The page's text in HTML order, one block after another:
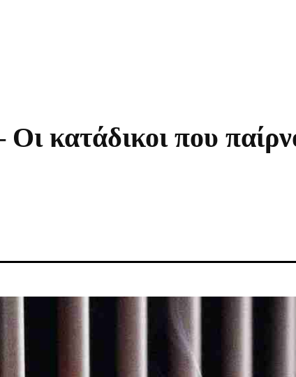
κατάδικοι που